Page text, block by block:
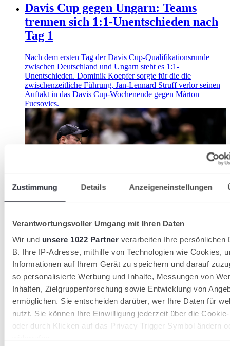
Zustimmung Details Anzeigeneinstellungen
Verantwortungsvoller Umgang mit Ihren Daten
Wir und unsere 1022 Partnerverarbeiten Ihre persönlichen
B. Ihre IP-Adresse, mithilfe von Technologien wie Cookies,
Informationen auf Ihrem Gerät zu speichern und darauf
so personalisierte Werbung und Inhalte, Messungen von
Inhalten, Zielgruppenforschung sowie Entwicklung von
ermöglichen. Sie entscheiden darüber, wer Ihre Daten für
nutzt. Sie können Ihre Einwilligung jederzeit über die
oder durch Klicken auf das Privacy Trigger Symbol ändern
Davis Cup gegen Ungarn: Teams
trennen sich 1:1-Unentschieden nach
Tag 1
Nach dem ersten Tag der Davis Cup-Qualifikationsrunde
zwischen Deutschland und Ungarn steht es 1:1-
Unentschieden. Dominik Koepfer sorgte für die die
zwischenzeitliche Führung, Jan-Lennard Struff verlor seinen
Auftakt in das Davis Cup-Wochenende gegen Márton
Fucsovics.
Davis Cup gegen Ungarn:
Deutschland gewinnt und erreicht
Gruppenphase
Durch Siege von Kevin Krawietz/Tim Pütz und Jan-Lennard
Struff hat Deutschland die Davis Cup-Qualifikationsrunde mit
3:2 gegen Ungarn gewonnen. Das DTB-Team qualifiziert